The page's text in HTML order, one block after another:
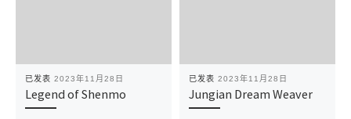
已发表 2023年11月28日
Legend of Shenmo
已发表 2023年11月28日
Jungian Dream Weaver